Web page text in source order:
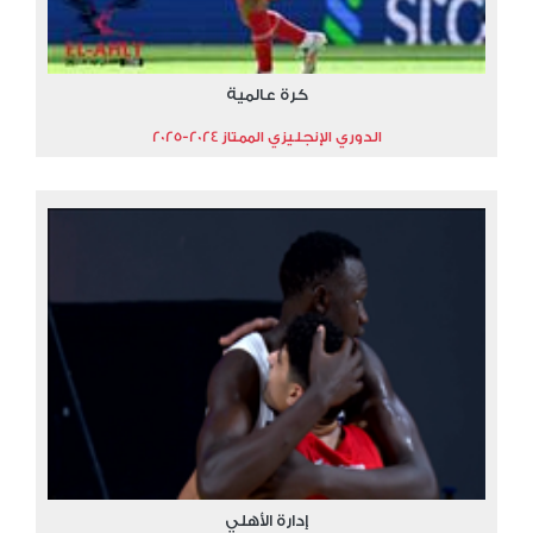
كرة عالمية
الدوري الإنجليزي الممتاز 2024-2025
إدارة الأهلي